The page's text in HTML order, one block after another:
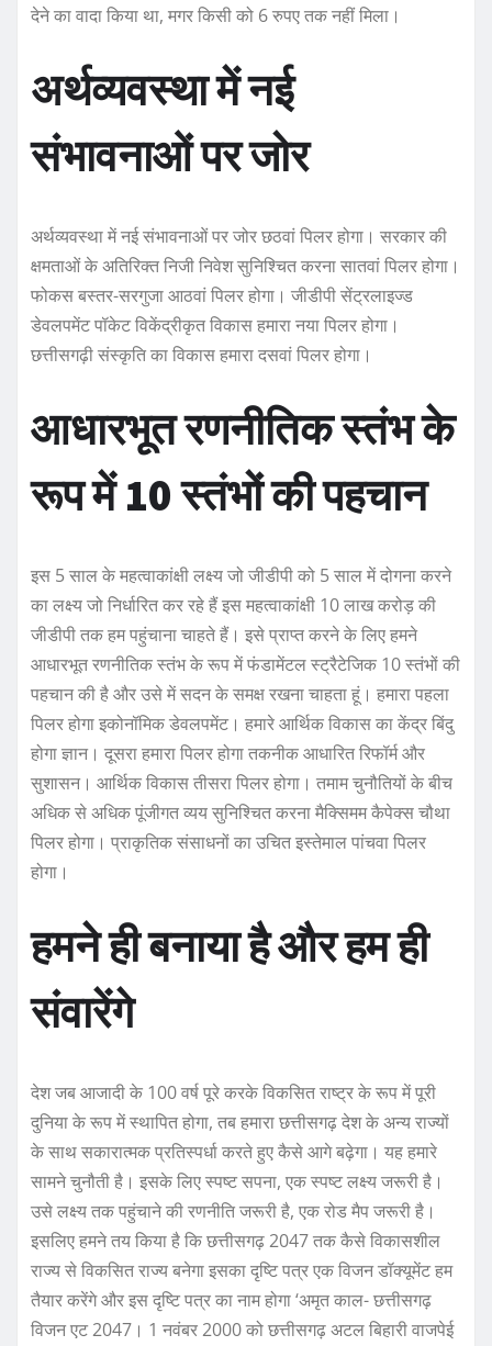
देने का वादा किया था, मगर किसी को 6 रुपए तक नहीं मिला।
अर्थव्यवस्था में नई
संभावनाओं पर जोर
अर्थव्यवस्था में नई संभावनाओं पर जोर छठवां पिलर होगा। सरकार की
क्षमताओं के अतिरिक्त निजी निवेश सुनिश्चित करना सातवां पिलर होगा।
फोकस बस्तर-सरगुजा आठवां पिलर होगा। जीडीपी सेंट्रलाइज्ड
डेवलपमेंट पॉकेट विकेंद्रीकृत विकास हमारा नया पिलर होगा।
छत्तीसगढ़ी संस्कृति का विकास हमारा दसवां पिलर होगा।
आधारभूत रणनीतिक स्तंभ के
रूप में 10 स्तंभों की पहचान
इस 5 साल के महत्वाकांक्षी लक्ष्य जो जीडीपी को 5 साल में दोगना करने
का लक्ष्य जो निर्धारित कर रहे हैं इस महत्वाकांक्षी 10 लाख करोड़ की
जीडीपी तक हम पहुंचाना चाहते हैं। इसे प्राप्त करने के लिए हमने
आधारभूत रणनीतिक स्तंभ के रूप में फंडामेंटल स्ट्रैटेजिक 10 स्तंभों की
पहचान की है और उसे में सदन के समक्ष रखना चाहता हूं। हमारा पहला
पिलर होगा इकोनॉमिक डेवलपमेंट। हमारे आर्थिक विकास का केंद्र बिंदु
होगा ज्ञान। दूसरा हमारा पिलर होगा तकनीक आधारित रिफॉर्म और
सुशासन। आर्थिक विकास तीसरा पिलर होगा। तमाम चुनौतियों के बीच
अधिक से अधिक पूंजीगत व्यय सुनिश्चित करना मैक्सिमम कैपेक्स चौथा
पिलर होगा। प्राकृतिक संसाधनों का उचित इस्तेमाल पांचवा पिलर
होगा।
हमने ही बनाया है और हम ही
संवारेंगे
देश जब आजादी के 100 वर्ष पूरे करके विकसित राष्ट्र के रूप में पूरी
दुनिया के रूप में स्थापित होगा, तब हमारा छत्तीसगढ़ देश के अन्य राज्यों
के साथ सकारात्मक प्रतिस्पर्धा करते हुए कैसे आगे बढ़ेगा। यह हमारे
सामने चुनौती है। इसके लिए स्पष्ट सपना, एक स्पष्ट लक्ष्य जरूरी है।
उसे लक्ष्य तक पहुंचाने की रणनीति जरूरी है, एक रोड मैप जरूरी है।
इसलिए हमने तय किया है कि छत्तीसगढ़ 2047 तक कैसे विकासशील
राज्य से विकसित राज्य बनेगा इसका दृष्टि पत्र एक विजन डॉक्यूमेंट हम
तैयार करेंगे और इस दृष्टि पत्र का नाम होगा ‘अमृत काल- छत्तीसगढ़
विजन एट 2047। 1 नवंबर 2000 को छत्तीसगढ़ अटल बिहारी वाजपेई